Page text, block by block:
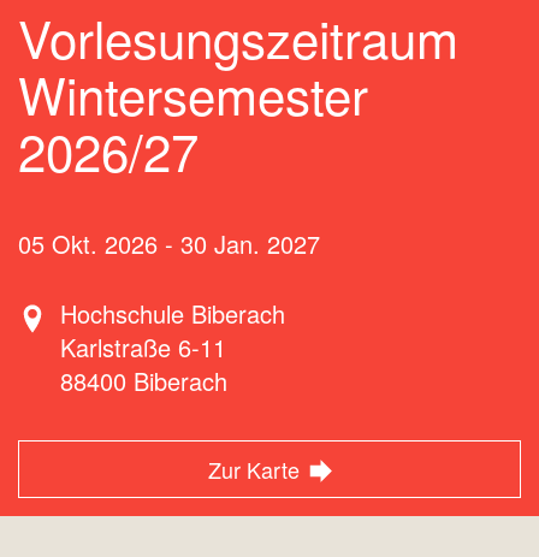
Vorlesungszeitraum
Wintersemester
2026/27
05 Okt. 2026 - 30 Jan. 2027
Hochschule Biberach
Karlstraße 6-11
88400 Biberach
Zur Karte